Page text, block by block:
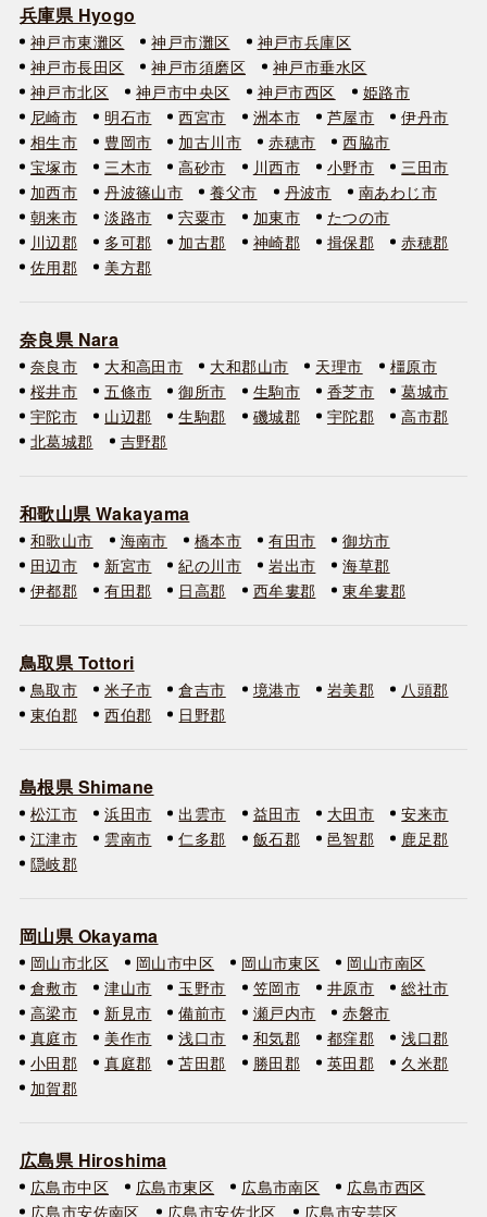
兵庫県 Hyogo
神戸市東灘区 神戸市灘区
神戸市兵庫区
神戸市長田区
神戸市須磨区
神戸市垂水区
神戸市北区
神戸市中央区 神戸市西区
姫路市
尼崎市
明石市 西宮市 洲本市 芦屋市
伊丹市
相生市
豊岡市 加古川市 赤穂市
西脇市
宝塚市
三木市 高砂市 川西市 小野市
三田市
加西市
丹波篠山市 養父市 丹波市
南あわじ市
朝来市
淡路市 宍粟市 加東市
たつの市
川辺郡
多可郡 加古郡 神崎郡 揖保郡
赤穂郡
佐用郡
美方郡
奈良県 Nara
奈良市 大和高田市 大和郡山市 天理市
橿原市
桜井市
五條市 御所市 生駒市 香芝市
葛城市
宇陀市
山辺郡 生駒郡 磯城郡 宇陀郡
高市郡
北葛城郡
吉野郡
和歌山県 Wakayama
和歌山市 海南市 橋本市 有田市
御坊市
田辺市
新宮市 紀の川市 岩出市
海草郡
伊都郡
有田郡 日高郡 西牟婁郡 東牟婁郡
鳥取県 Tottori
鳥取市 米子市 倉吉市 境港市 岩美郡
八頭郡
東伯郡
西伯郡 日野郡
島根県 Shimane
松江市 浜田市 出雲市 益田市 大田市
安来市
江津市
雲南市 仁多郡 飯石郡 邑智郡
鹿足郡
隠岐郡
岡山県 Okayama
岡山市北区 岡山市中区 岡山市東区
岡山市南区
倉敷市
津山市 玉野市 笠岡市 井原市
総社市
高梁市
新見市 備前市 瀬戸内市
赤磐市
真庭市
美作市 浅口市 和気郡 都窪郡
浅口郡
小田郡
真庭郡 苫田郡 勝田郡 英田郡
久米郡
加賀郡
広島県 Hiroshima
広島市中区 広島市東区 広島市南区
広島市西区
広島市安佐南区
広島市安佐北区 広島市安芸区